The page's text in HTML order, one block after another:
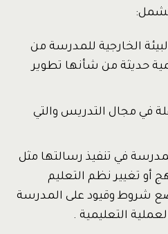
تشمل:
الخارجية للمدرسة من
حديثة من شأنها تطوير
في مجال التدريس والتي
في تنفيذ رسالتها مثل
أو تغيير نظم التعليم
شروط وقيود على المدرسة
التعليمية .